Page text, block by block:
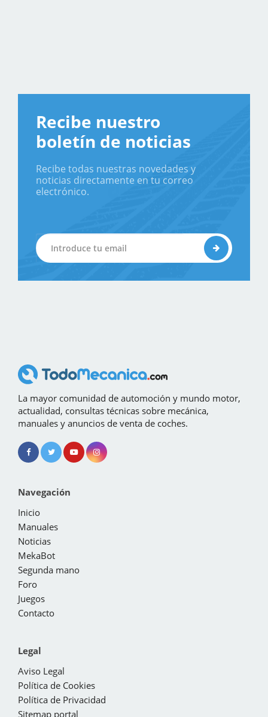
Recibe nuestro
boletín de noticias
Recibe todas nuestras novedades y
noticias directamente en tu correo
electrónico.
La mayor comunidad de automoción y mundo motor,
actualidad, consultas técnicas sobre mecánica,
manuales y anuncios de venta de coches.
Navegación
Inicio
Manuales
Noticias
MekaBot
Segunda mano
Foro
Juegos
Contacto
Legal
Aviso Legal
Política de Cookies
Política de Privacidad
Sitemap portal